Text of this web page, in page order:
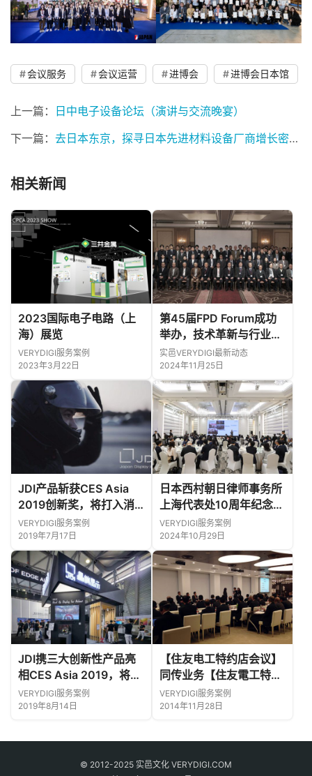
会议服务 会议运营 进博会 进博会日本馆
上一篇： 日中电子设备论坛（演讲与交流晚宴）
下一篇： 去日本东京，探寻日本先进材料设备厂商增长密码｜12月11日出发！
相关新闻
2023国际电子电路（上
海）展览
VERYDIGI服务案例
2023年3月22日
第45届FPD Forum成功
举办，技术革新与行业趋
势碰撞
实邑VERYDIGI最新动态
2024年11月25日
JDI产品斩获CES Asia
2019创新奖，将打入消
费级市场
VERYDIGI服务案例
2019年7月17日
日本西村朝日律师事务所
上海代表处10周年纪念招
待会圆满成功
VERYDIGI服务案例
2024年10月29日
JDI携三大创新性产品亮
相CES Asia 2019，将进
军中国消费类电子市场！
VERYDIGI服务案例
2019年8月14日
【住友电工特约店会议】
同传业务【住友電工特約
店会議】同時通訳業務
VERYDIGI服务案例
2014年11月28日
© 2012-2025 实邑文化 VERYDIGI.COM